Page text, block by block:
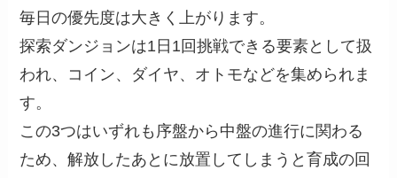
毎日の優先度は大きく上がります。
探索ダンジョンは1日1回挑戦できる要素として扱
われ、コイン、ダイヤ、オトモなどを集められま
す。
この3つはいずれも序盤から中盤の進行に関わる
ため、解放したあとに放置してしまうと育成の回